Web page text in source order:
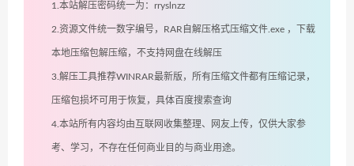
1.本站解压密码统一为：rryslnzz
2.资源文件统一数字编号，RAR自解压格式压缩文件.exe ，下载
本地压缩包解压缩，不支持网盘在线解压
3.解压工具推荐WINRAR最新版，所有压缩文件都有压缩记录，
压缩包损坏可用于恢复，具体百度搜索查询
4.本站所有内容均由互联网收集整理、网友上传，仅供大家参
考、学习，不存在任何商业目的与商业用途。